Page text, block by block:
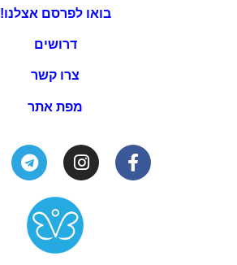
בואו לפרסם אצלנו!
דרושים
צרו קשר
מפת אתר